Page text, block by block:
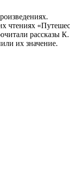
чтениях
рассказы
их значение.